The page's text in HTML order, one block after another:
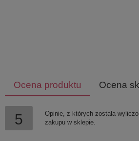
Ocena produktu Ocena
5
Opinie, z których została
zakupu w sklepie.